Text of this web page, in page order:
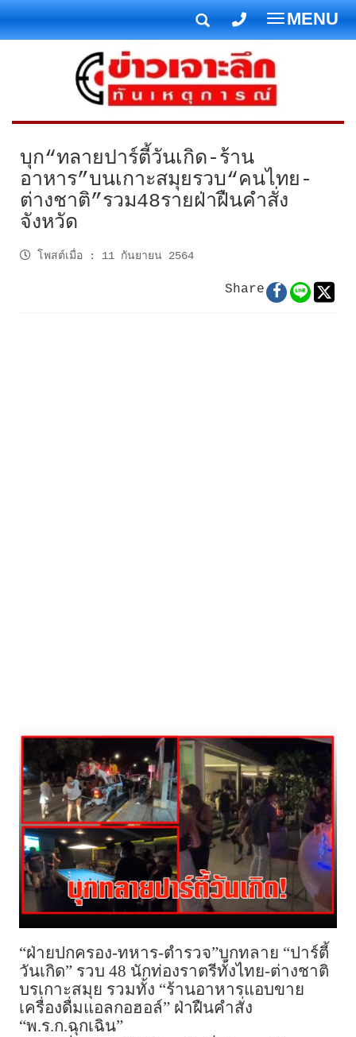
T
o
g
g
l
e
v
i
i
MENU
บุก“ทลายปาร์ตี้วันเกิด-ร้าน
อาหาร”บนเกาะสมุยรวบ“คนไทย-
ต่างชาติ”รวม48รายฝ่าฝืนคำสั่ง
จังหวัด
โพสต์เมื่อ : 11 กันยายน 2564
Share
“ฝ่ายปกครอง-ทหาร-ตำรวจ”บุกทลาย “ปาร์ตี้
วันเกิด” รวบ 48 นักท่องราตรีทั้งไทย-ต่างชาติ
บรเกาะสมุย รวมทั้ง “ร้านอาหารแอบขาย
เครื่องดื่มแอลกอฮอล์” ฝ่าฝืนคำสั่ง
“พ.ร.ก.ฉุกเฉิน”